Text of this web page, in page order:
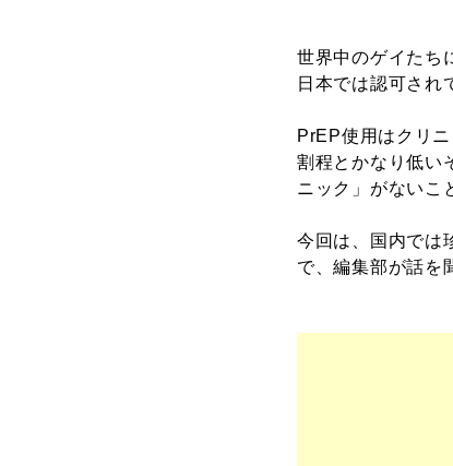
世界中のゲイたち
日本では認可され
PrEP使用はクリ
割程とかなり低い
ニック」がないこ
今回は、国内では
で、編集部が話を